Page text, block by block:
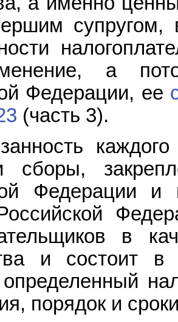
а
Федерации, ее
(часть 3).
сборы,
Федерации
в
и состоит в
определенный
порядок и